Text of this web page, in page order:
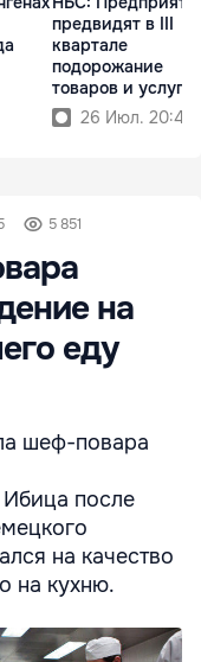
предвидят в III
квартале
подорожание
товаров и услуг
26 Июл. 20:45
5 851
на
еду
шеф-повара
после
на качество
на кухню.